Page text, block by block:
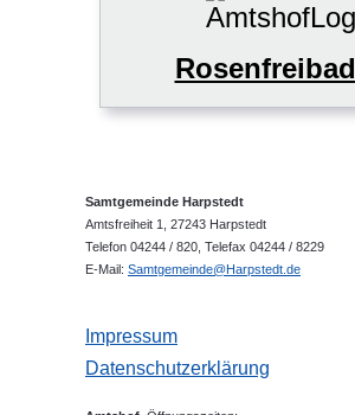
Rosenfreibad
Samtgemeinde Harpstedt
Amtsfreiheit 1, 27243 Harpstedt
Telefon 04244 / 820, Telefax 04244 / 8229
E-Mail: Samtgemeinde@Harpstedt.de
Impressum
Datenschutzerklärung